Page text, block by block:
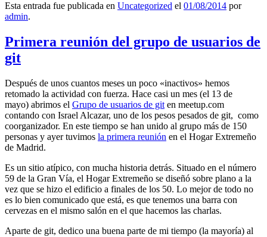
Esta entrada fue publicada en Uncategorized el 01/08/2014 por
admin.
Primera reunión del grupo de usuarios de
git
Después de unos cuantos meses un poco «inactivos» hemos
retomado la actividad con fuerza. Hace casi un mes (el 13 de
mayo) abrimos el Grupo de usuarios de git en meetup.com
contando con Israel Alcazar, uno de los pesos pesados de git, como
coorganizador. En este tiempo se han unido al grupo más de 150
personas y ayer tuvimos la primera reunión en el Hogar Extremeño
de Madrid.
Es un sitio atípico, con mucha historia detrás. Situado en el número
59 de la Gran Vía, el Hogar Extremeño se diseñó sobre plano a la
vez que se hizo el edificio a finales de los 50. Lo mejor de todo no
es lo bien comunicado que está, es que tenemos una barra con
cervezas en el mismo salón en el que hacemos las charlas.
Aparte de git, dedico una buena parte de mi tiempo (la mayoría) al